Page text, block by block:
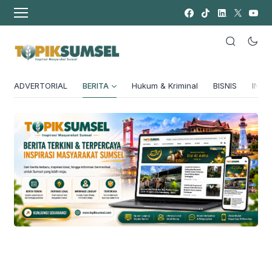
ADVERTORIAL BERITA Hukum & Kriminal BISNIS